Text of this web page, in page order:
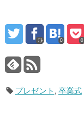
0 0
プレゼント , 卒業式